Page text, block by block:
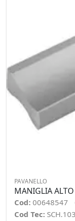
PAVANELLO
MANIGLIA
Cod: 00648547
Cod Tec: